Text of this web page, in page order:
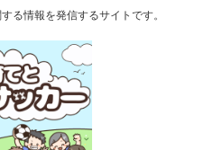
る情報を発信するサイトです。